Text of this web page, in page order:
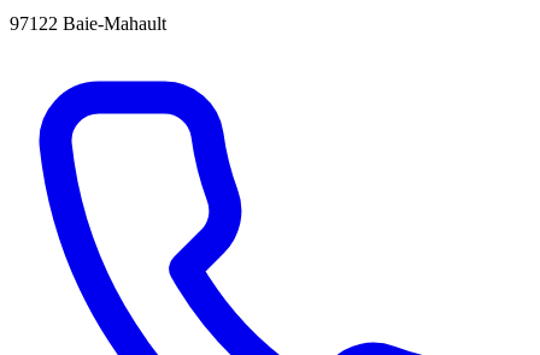
97122 Baie-Mahault